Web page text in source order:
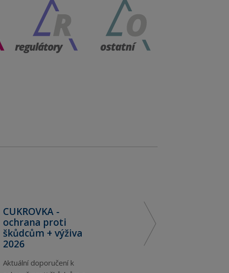
CUKROVKA -
ochrana proti
škůdcům + výživa
2026
Aktuální doporučení k